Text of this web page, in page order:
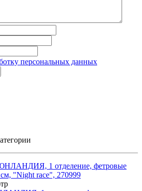
персональных данных